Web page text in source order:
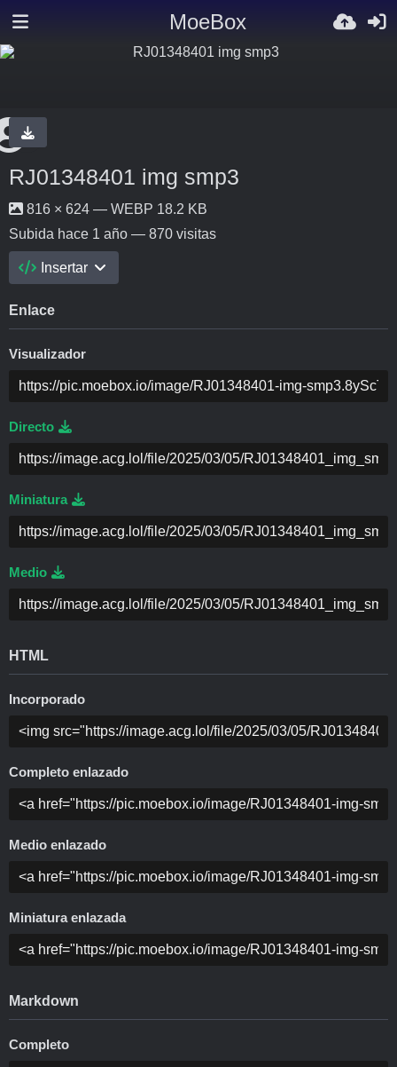
MoeBox
RJ01348401 img smp3
816 × 624 — WEBP 18.2 KB
Subida hace 1 año — 870 visitas
Insertar
Enlace
Visualizador
Directo
Miniatura
Medio
HTML
Incorporado
Completo enlazado
Medio enlazado
Miniatura enlazada
Markdown
Completo